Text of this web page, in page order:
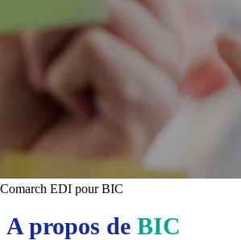
Comarch EDI pour BIC
A propos de BIC